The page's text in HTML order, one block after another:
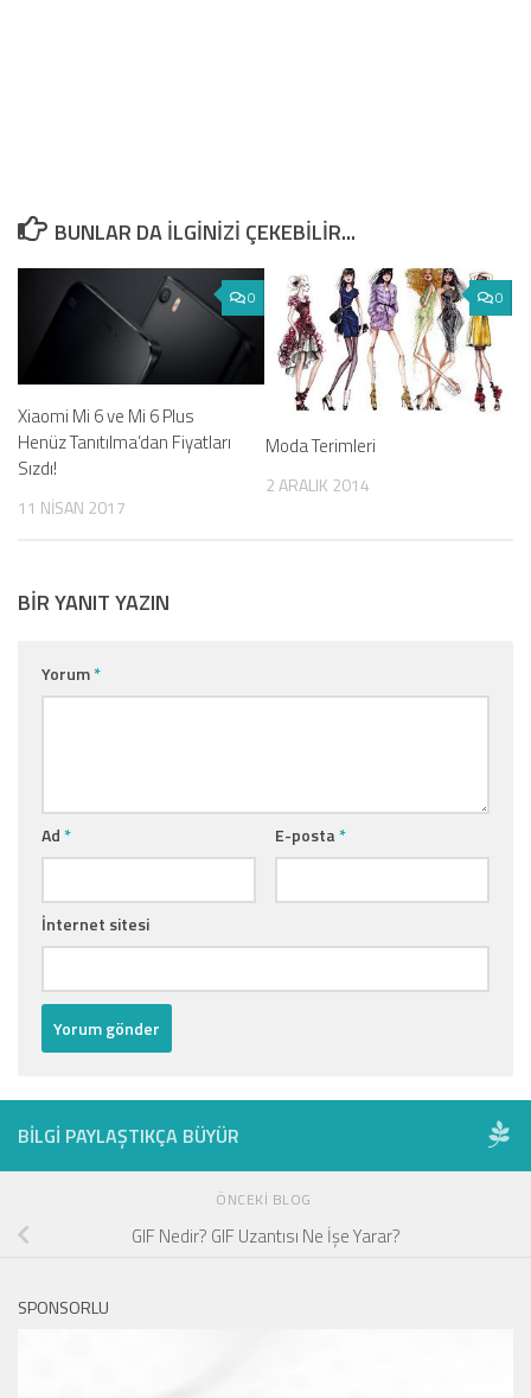
BUNLAR DA ILGINIZI ÇEKEBILIR...
0
Xiaomi Mi 6 ve Mi 6 Plus
Henüz Tanıtılma’dan Fiyatları
Sızdı!
11 NISAN 2017
0
Moda Terimleri
2 ARALIK 2014
BIR YANIT YAZIN
Yorum*
Ad* E-posta*
İnternet sitesi
BILGI PAYLAŞTIKÇA BÜYÜR
ÖNCEKI BLOG
GIF Nedir? GIF Uzantısı Ne İşe Yarar?
SPONSORLU